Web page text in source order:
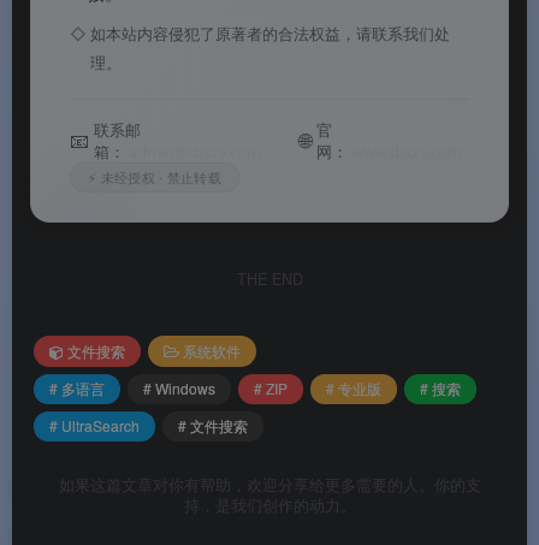
✅毫秒级极速搜索
远超 Windows 自带搜索
键词，预览窗口高亮显示
盘、USB 闪存、SD 卡、SharePoint、Google
Drive 路径——所有位置一次完成
✅智能筛选过滤：按文件类型（Office/图片/音频/
视频）、创建/修改日期、文件大小灵活筛选，快速
◇ 如本站内容侵犯了原著者的合法权益，请联系我们处
理。
📧 联系邮
箱：
🌐官
网：
⚡ 未经授权 · 禁止转载
THE END
文件搜索
系统软件
# 多语言
# Windows # ZIP # 专业版
# 搜索
# UltraSearch
# 文件搜索
如果这篇文章对你有帮助，欢迎分享给更多需要的人。你的支
持，是我们创作的动力。